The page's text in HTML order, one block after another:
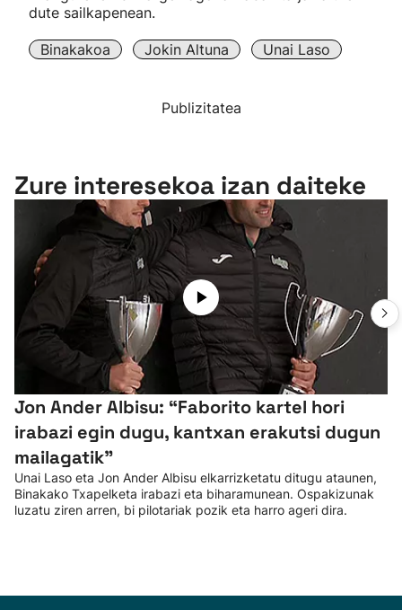
dute sailkapenean.
Binakakoa Jokin Altuna Unai Laso
Publizitatea
Zure interesekoa izan daiteke
Jon Ander Albisu: “Faborito kartel hori
irabazi egin dugu, kantxan erakutsi dugun
mailagatik”
Unai Laso eta Jon Ander Albisu elkarrizketatu ditugu ataunen,
Binakako Txapelketa irabazi eta biharamunean. Ospakizunak
luzatu ziren arren, bi pilotariak pozik eta harro ageri dira.